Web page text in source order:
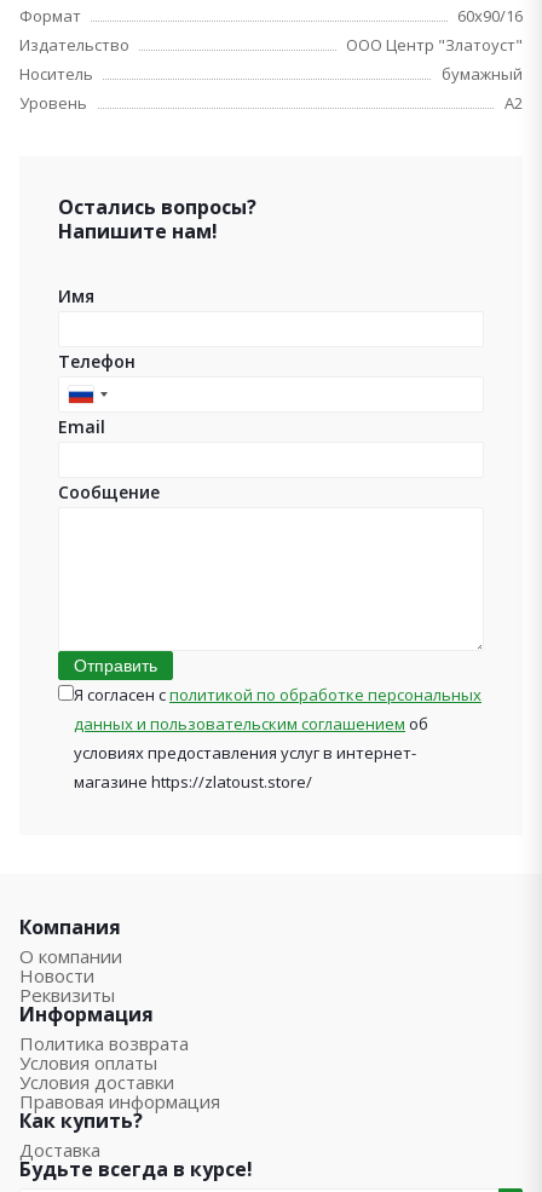
Формат
60x90/16
Издательство
ООО Центр "Златоуст"
Носитель
бумажный
Уровень
A2
Остались вопросы?
Напишите нам!
Имя
Телефон
Russia
+7
Email
Сообщение
Отправить
Я согласен сполитикой по обработке персональных
данных и пользовательским соглашением об
условиях предоставления услуг в интернет-
магазине https://zlatoust.store/
Компания
О компании
Новости
Реквизиты
Информация
Политика возврата
Условия оплаты
Условия доставки
Правовая информация
Как купить?
Доставка
Будьте всегда в курсе!